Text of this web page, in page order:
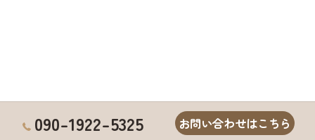
090-1922-5325 お問い合わせはこちら